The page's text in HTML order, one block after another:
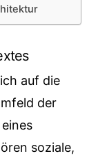
auf die
der
soziale,